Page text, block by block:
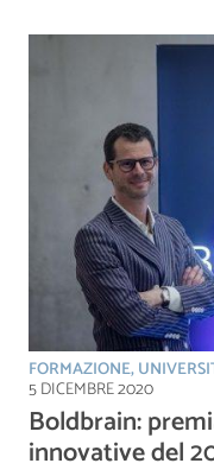
FORMAZIONE,
5 DICEMBRE 2020
Boldbrain:
innovative del